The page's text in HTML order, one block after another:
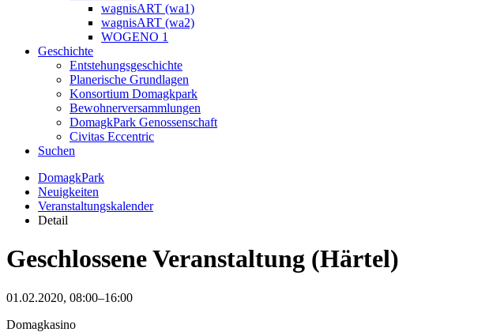
wagnisART (wa1)
wagnisART (wa2)
WOGENO 1
Geschichte
Entstehungsgeschichte
Planerische Grundlagen
Konsortium Domagkpark
Bewohnerversammlungen
DomagkPark Genossenschaft
Civitas Eccentric
Suchen
DomagkPark
Neuigkeiten
Veranstaltungskalender
Detail
Geschlossene Veranstaltung (Härtel)
01.02.2020, 08:00–16:00
Domagkasino